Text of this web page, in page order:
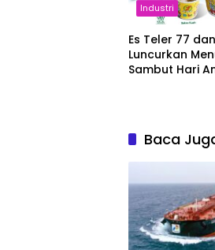
Industri
Es Teler 77
Luncurkan
Sambut Hari
Baca